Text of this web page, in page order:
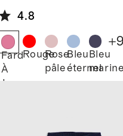
biologique
4.8
Fard
À
Joues
RougeRose
pâle
Bleu
éternel
Bleu
+